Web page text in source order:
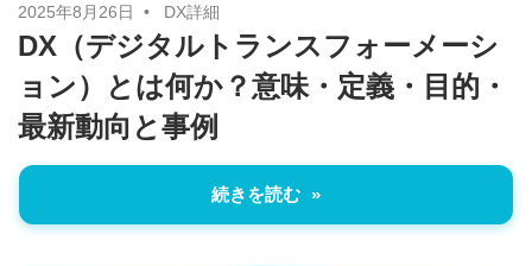
2025年8月26日 DX詳細
DX（デジタルトランスフォーメーシ
ョン）とは何か？意味・定義・目的・
最新動向と事例
続きを読む